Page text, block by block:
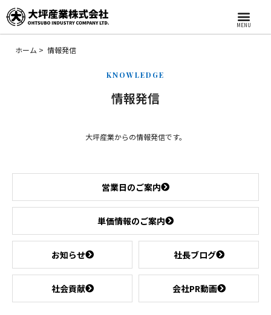
MENU
ホーム 情報発信
KNOWLEDGE
情報発信
大坪産業からの情報発信です。
営業日のご案内
単価情報のご案内
お知らせ 社長ブログ
社会貢献 会社PR動画